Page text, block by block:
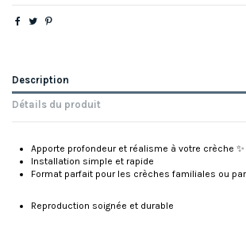
Description
Détails du produit
Apporte profondeur et réalisme à votre crèche ✨
Installation simple et rapide
Format parfait pour les crèches familiales ou
Reproduction soignée et durable